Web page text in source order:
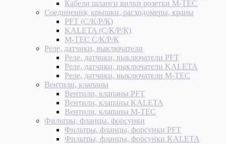
Кабели шланги вилки розетки M-TEC
Соединения, крышки, расходомеры, краны
PFT (С/К/Р/К)
KALETA (С/К/Р/К)
M-TEC С/К/Р/К
Реле, датчики, выключатели
Реле, датчики, выключатели PFT
Реле, датчики, выключатели KALETA
Реле, датчики, выключатели M-TEC
Вентили, клапаны
Вентили, клапаны PFT
Вентили, клапаны KALETA
Вентили, клапаны M-TEC
Фильтры, фланцы, форсунки
Фильтры, фланцы, форсунки PFT
Фильтры, фланцы, форсунки KALETA